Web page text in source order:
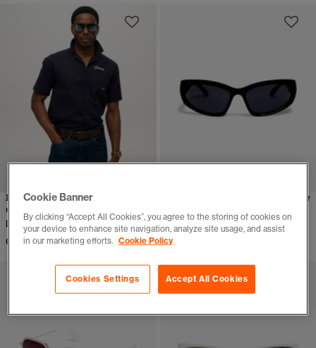
Lunettes de soleil de sport
carrées
Disponible en dautres coloris
CHF 69,90
Disponible en dautres coloris
CHF 69,90
Cookie Banner
By clicking “Accept All Cookies”, you agree to the storing of cookies on
your device to enhance site navigation, analyze site usage, and assist
in our marketing efforts. Cookie Policy
Accept All Cookies
Cookies Settings